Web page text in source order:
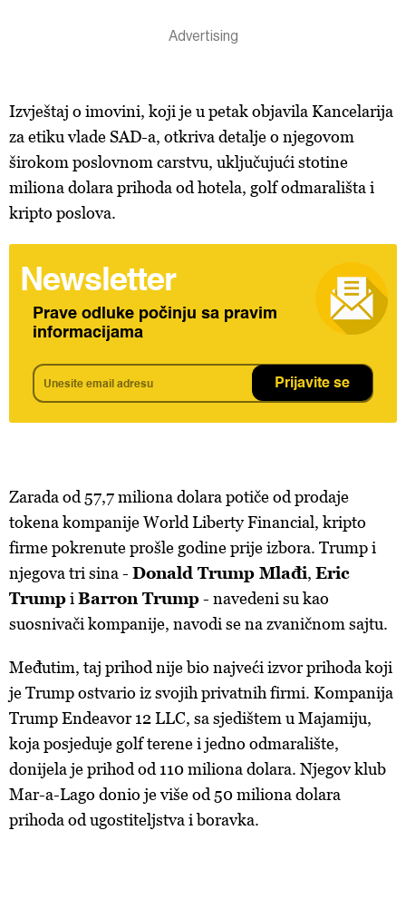
Izvještaj o imovini, koji je u petak objavila Kancelarija
za etiku vlade SAD-a, otkriva detalje o njegovom
širokom poslovnom carstvu, uključujući stotine
miliona dolara prihoda od hotela, golf odmarališta i
kripto poslova.
Newsletter
Prave odluke počinju sa pravim
informacijama
Prijavite se
Zarada od 57,7 miliona dolara potiče od prodaje
tokena kompanije World Liberty Financial, kripto
firme pokrenute prošle godine prije izbora. Trump i
njegova tri sina - Donald Trump Mlađi, Eric
Trumpi Barron Trump- navedeni su kao
suosnivači kompanije, navodi se na zvaničnom sajtu.
Međutim, taj prihod nije bio najveći izvor prihoda koji
je Trump ostvario iz svojih privatnih firmi. Kompanija
Trump Endeavor 12 LLC, sa sjedištem u Majamiju,
koja posjeduje golf terene i jedno odmaralište,
donijela je prihod od 110 miliona dolara. Njegov klub
Mar-a-Lago donio je više od 50 miliona dolara
prihoda od ugostiteljstva i boravka.